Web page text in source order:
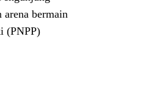
bermain
(PNPP)